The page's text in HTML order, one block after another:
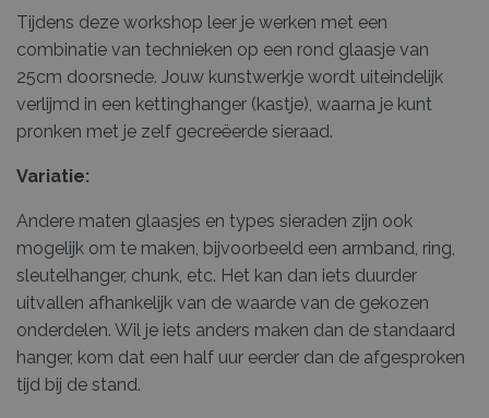
Tijdens deze workshop leer je werken met een
combinatie van technieken op een rond glaasje van
25cm doorsnede. Jouw kunstwerkje wordt uiteindelijk
verlijmd in een kettinghanger (kastje), waarna je kunt
pronken met je zelf gecreëerde sieraad.
Variatie:
Andere maten glaasjes en types sieraden zijn ook
mogelijk om te maken, bijvoorbeeld een armband, ring,
sleutelhanger, chunk, etc. Het kan dan iets duurder
uitvallen afhankelijk van de waarde van de gekozen
onderdelen. Wil je iets anders maken dan de standaard
hanger, kom dat een half uur eerder dan de afgesproken
tijd bij de stand.